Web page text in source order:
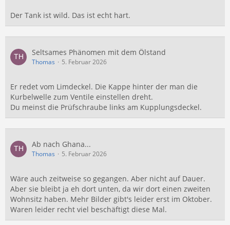
Der Tank ist wild. Das ist echt hart.
Seltsames Phänomen mit dem Ölstand
Thomas 5. Februar 2026
Er redet vom Limdeckel. Die Kappe hinter der man die
Kurbelwelle zum Ventile einstellen dreht.
Du meinst die Prüfschraube links am Kupplungsdeckel.
Ab nach Ghana...
Thomas 5. Februar 2026
Wäre auch zeitweise so gegangen. Aber nicht auf Dauer.
Aber sie bleibt ja eh dort unten, da wir dort einen zweiten
Wohnsitz haben. Mehr Bilder gibt's leider erst im Oktober.
Waren leider recht viel beschäftigt diese Mal.